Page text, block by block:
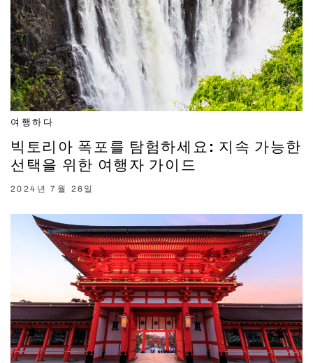
여행하다
빅토리아 폭포를 탐험하세요: 지속 가능한
선택을 위한 여행자 가이드
2024년 7월 26일